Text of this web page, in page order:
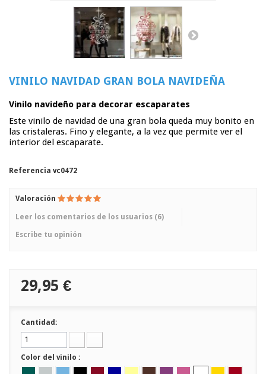
VINILO NAVIDAD GRAN BOLA NAVIDEÑA
Vinilo navideño para decorar escaparates
Este vinilo de navidad de una gran bola queda muy bonito en
las cristaleras. Fino y elegante, a la vez que permite ver el
interior del escaparate.
Referencia vc0472
Valoración
Leer los comentarios de los usuarios (6)
Escribe tu opinión
29,95 €
Cantidad:
Color del vinilo :